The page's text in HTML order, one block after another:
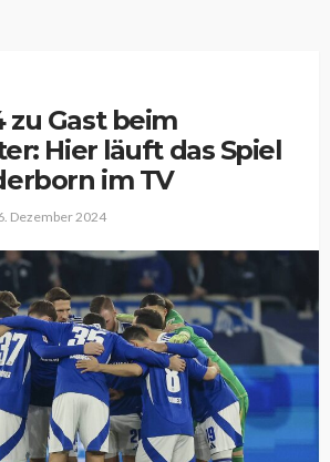
zu Gast beim
Hier läuft das Spiel
im TV
Dezember 2024